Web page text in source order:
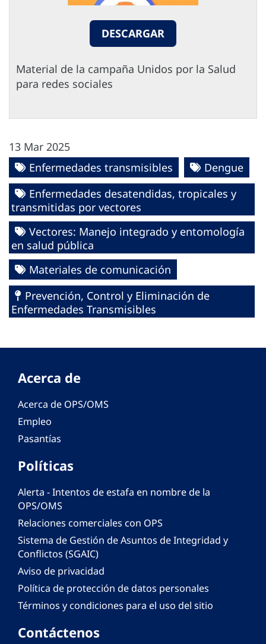
DESCARGAR
Material de la campaña Unidos por la Salud
para redes sociales
13 Mar 2025
Enfermedades transmisibles
Dengue
Enfermedades desatendidas, tropicales y
transmitidas por vectores
Vectores: Manejo integrado y entomología
en salud pública
Materiales de comunicación
Prevención, Control y Eliminación de
Enfermedades Transmisibles
Acerca de
Acerca de OPS/OMS
Empleo
Pasantías
Políticas
Alerta - Intentos de estafa en nombre de la
OPS/OMS
Relaciones comerciales con OPS
Sistema de Gestión de Asuntos de Integridad y
Conflictos (SGAIC)
Aviso de privacidad
Política de protección de datos personales
Términos y condiciones para el uso del sitio
Contáctenos